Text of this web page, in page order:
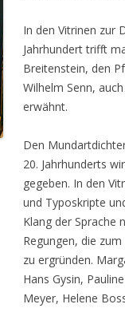
In den Vitrinen zur
Jahrhundert trifft
Breitenstein, den
Wilhelm Senn,
erwähnt.
Den
20. Jahrhunderts
gegeben. In den
und Typoskripte
Klang der Sprache
Regungen, die
zu ergründen.
Hans Gysin,
Meyer, Helene